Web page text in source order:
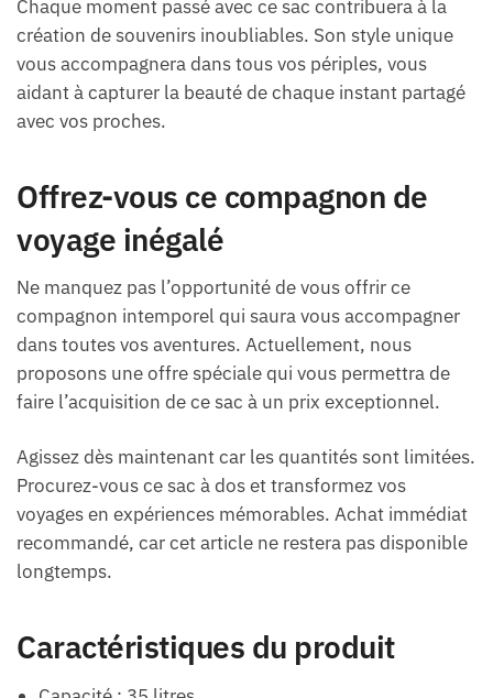
Chaque moment passé avec ce sac contribuera à la
création de souvenirs inoubliables. Son style unique
vous accompagnera dans tous vos périples, vous
aidant à capturer la beauté de chaque instant partagé
avec vos proches.
Offrez-vous ce compagnon de
voyage inégalé
Ne manquez pas l’opportunité de vous offrir ce
compagnon intemporel qui saura vous accompagner
dans toutes vos aventures. Actuellement, nous
proposons une offre spéciale qui vous permettra de
faire l’acquisition de ce sac à un prix exceptionnel.
Agissez dès maintenant car les quantités sont limitées.
Procurez-vous ce sac à dos et transformez vos
voyages en expériences mémorables. Achat immédiat
recommandé, car cet article ne restera pas disponible
longtemps.
Caractéristiques du produit